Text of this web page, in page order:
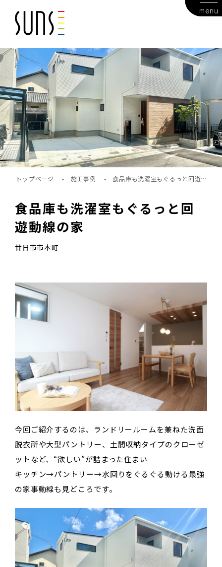
menu
トップページ - 施工事例 -食品庫も洗濯室もぐるっと回遊動
食品庫も洗濯室もぐるっと回
遊動線の家
廿日市市本町
今回ご紹介するのは、ランドリールームを兼ねた洗面
脱衣所や大型パントリー、土間収納タイプのクローゼ
ットなど、“欲しい”が詰まった住まい
キッチン→パントリー→水回りをぐるぐる動ける最強
の家事動線も見どころです。